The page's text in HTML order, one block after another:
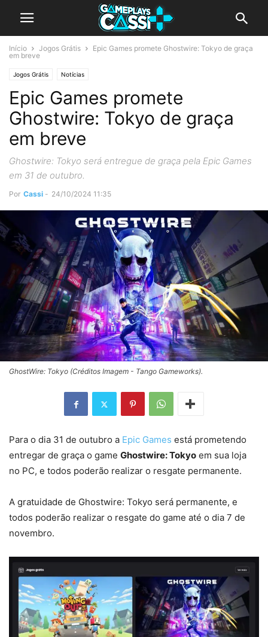
Início Jogos Grátis
Epic Games promete Ghostwire: Tokyo de graça
em breve
Jogos Grátis Notícias
Epic Games promete
Ghostwire: Tokyo de graça
em breve
Ghostwire: Tokyo será entregue de graça pela Epic Games
em 31 de outubro.
Por Cassi - 24/10/2024 11:35
GhostWire: Tokyo (Créditos Imagem - Tango Gameworks).
Para o dia 31 de outubro a Epic Games está prometendo
entregar de graça o game Ghostwire: Tokyo em sua loja
no PC, e todos poderão realizar o resgate permanente.
A gratuidade de Ghostwire: Tokyo será permanente, e
todos poderão realizar o resgate do game até o dia 7 de
novembro.